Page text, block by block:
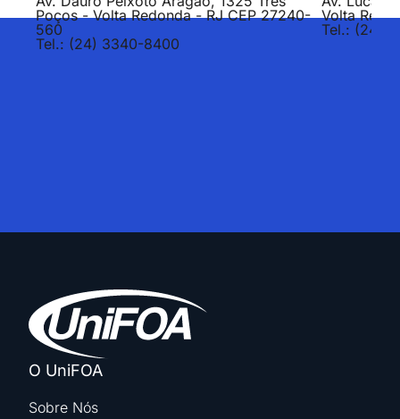
Poços - Volta Redonda - RJ CEP 27240-
560
Tel.: (24) 3340-8400
Volta
Tel.: (24)
O UniFOA
Sobre Nós